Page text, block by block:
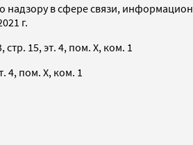
надзору в сфере связи,
г.
15, эт. 4, пом. X, ком. 1
4, пом. X, ком. 1